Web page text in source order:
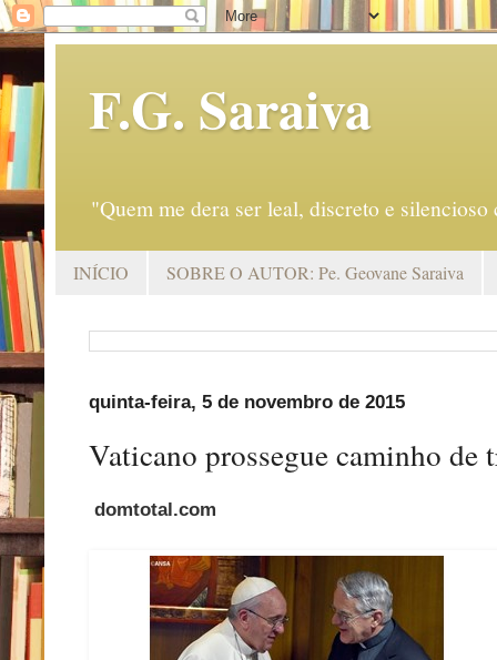
F.G. Saraiva
"Quem me dera ser leal, discreto e
INÍCIO SOBRE O AUTOR: Pe. Geovane Saraiva
quinta-feira, 5 de novembro de 2015
Vaticano prossegue caminho de
domtotal.com